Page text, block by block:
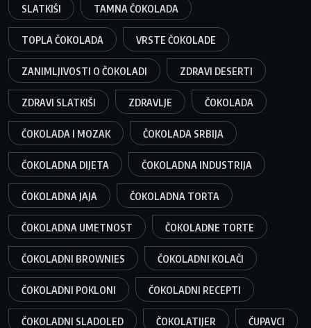
SLATKIŠI TAMNA ČOKOLADA
TOPLA ČOKOLADA VRSTE ČOKOLADE
ZANIMLJIVOSTI O ČOKOLADI ZDRAVI DESERTI
ZDRAVI SLATKIŠI ZDRAVLJE ČOKOLADA
ČOKOLADA I MOZAK ČOKOLADA SRBIJA
ČOKOLADNA DIJETA ČOKOLADNA INDUSTRIJA
ČOKOLADNA JAJA ČOKOLADNA TORTA
ČOKOLADNA UMETNOST ČOKOLADNE TORTE
ČOKOLADNI BROWNIES ČOKOLADNI KOLAČI
ČOKOLADNI POKLONI ČOKOLADNI RECEPTI
ČOKOLADNI SLADOLED ČOKOLATIJER ČUPAVCI